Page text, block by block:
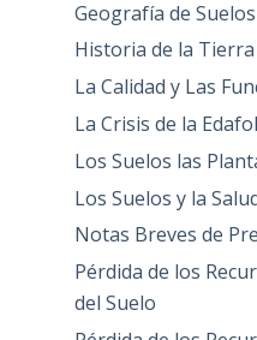
Geografía de
Historia de la Tierra
La Calidad y Las
La Crisis de la
Los Suelos las
Los Suelos y la
Notas Breves de
Pérdida de los
del Suelo